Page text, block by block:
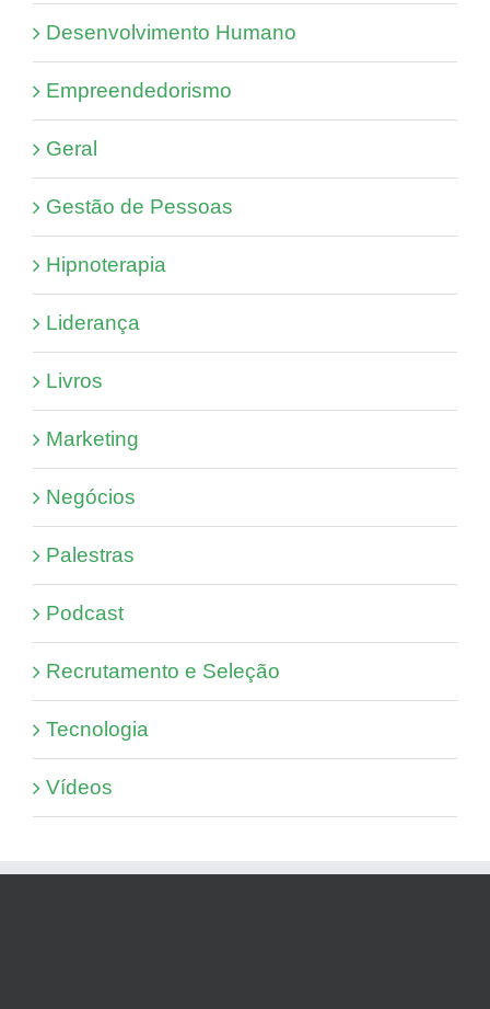
Desenvolvimento Humano
Empreendedorismo
Geral
Gestão de Pessoas
Hipnoterapia
Liderança
Livros
Marketing
Negócios
Palestras
Podcast
Recrutamento e Seleção
Tecnologia
Vídeos